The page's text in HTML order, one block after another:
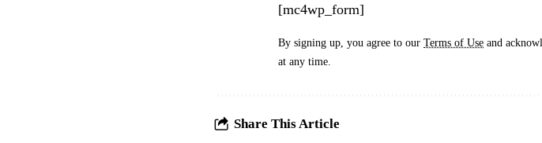
[mc4wp_form]
By signing up, you agree to our Terms of Use and
at any time.
Share This Article